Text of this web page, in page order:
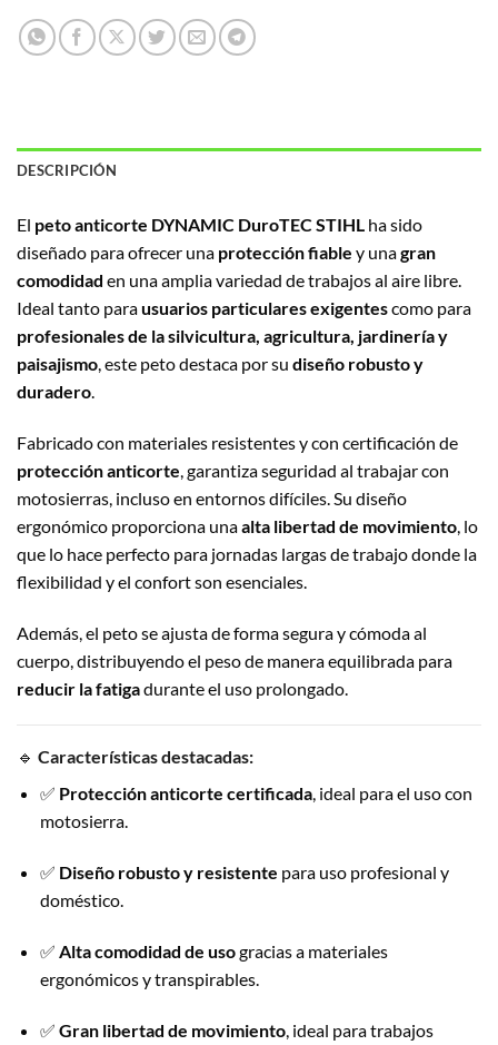
DESCRIPCIÓN
El peto anticorte DYNAMIC DuroTEC STIHL ha sido
diseñado para ofrecer una protección fiable y unagran
comodidad en una amplia variedad de trabajos al aire libre.
Ideal tanto parausuarios particulares exigentescomo para
profesionales de la silvicultura, agricultura, jardinería y
paisajismo, este peto destaca por su diseño robusto y
duradero.
Fabricado con materiales resistentes y con certificación de
protección anticorte, garantiza seguridad al trabajar con
motosierras, incluso en entornos difíciles. Su diseño
ergonómico proporciona unaalta libertad de movimiento, lo
que lo hace perfecto para jornadas largas de trabajo donde la
flexibilidad y el confort son esenciales.
Además, el peto se ajusta de forma segura y cómoda al
cuerpo, distribuyendo el peso de manera equilibrada para
reducir la fatigadurante el uso prolongado.
🔹 Características destacadas:
✅ Protección anticorte certificada, ideal para el uso con
motosierra.
✅ Diseño robusto y resistente para uso profesional y
doméstico.
✅ Alta comodidad de usogracias a materiales
ergonómicos y transpirables.
✅ Gran libertad de movimiento, ideal para trabajos